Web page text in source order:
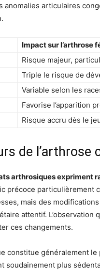
anomalies articulaires
Impact sur l’arthrose
Risque majeur,
Triple le risque de
Variable selon les
Favorise l’apparition
Risque accru dès le
de l’arthrose
arthrosiques expriment
précoce particulièrement
mais des
attentif. L’observation
ces changements.
constitue généralement
soudainement plus